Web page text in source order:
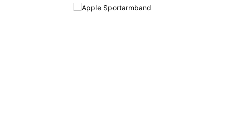
Bildergalerie überspringen